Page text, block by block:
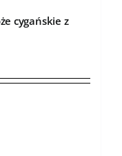
cygańskie z